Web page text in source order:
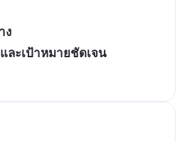
ง
ละเป้าหมายชัดเจน